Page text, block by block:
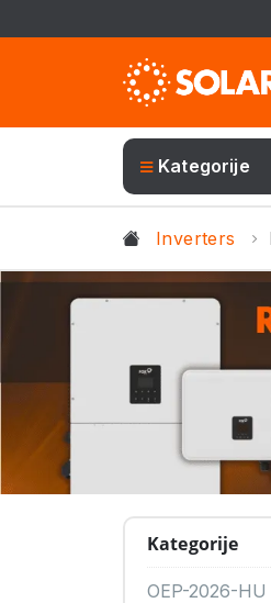
Kategorije
Inverters
Kategorije
OEP-2026-